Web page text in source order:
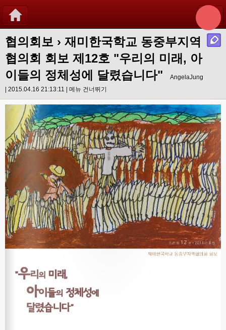
협의회보 › 재미한국학교 동중부지역
협의회 회보 제12호 "우리의 미래, 아
이들의 정체성에 달렸습니다"
AngelaJung
| 2015.04.16 21:13:11 | 메뉴 건너뛰기